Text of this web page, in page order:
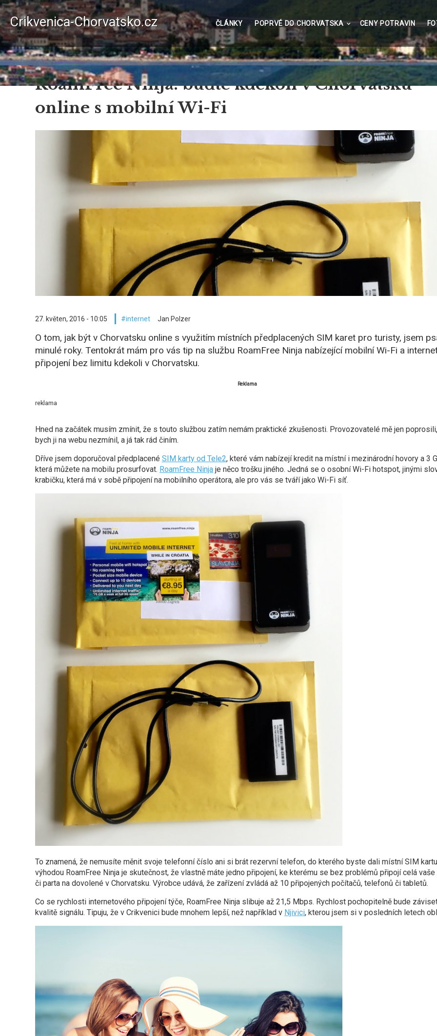
Přejít
k
hlavnímu
obsahu
Hlavní
navigace
ČLÁNKY POPRVÉ DO CHORVATSKA CENY POTRAVIN
Crikvenica-Chorvatsko.cz
RoamFree Ninja: buďte kdekoli v Chorvatsku
online s mobilní Wi-Fi
27. květen, 2016 - 10:05 internet Jan Polzer
O tom, jak být v Chorvatsku online s využitím místních předplacených SIM karet pro turisty, jsem
minulé roky. Tentokrát mám pro vás tip na službu RoamFree Ninja nabízející mobilní Wi-Fi a
připojení bez limitu kdekoli v Chorvatsku.
Reklama
reklama
Hned na začátek musím zmínit, že s touto službou zatím nemám praktické zkušenosti. Provozovatelé mě jen
bych ji na webu nezmínil, a já tak rád činím.
Dříve jsem doporučoval předplacené SIM karty od Tele2, které vám nabízejí kredit na místní i mezinárodní hovory a 3
která můžete na mobilu prosurfovat. RoamFree Ninja je něco trošku jiného. Jedná se o osobní Wi-Fi hotspot, jinými
krabičku, která má v sobě připojení na mobilního operátora, ale pro vás se tváří jako Wi-Fi síť.
To znamená, že nemusíte měnit svoje telefonní číslo ani si brát rezervní telefon, do kterého byste dali místní SIM
výhodou RoamFree Ninja je skutečnost, že vlastně máte jedno připojení, ke kterému se bez problémů připojí celá vaše
či parta na dovolené v Chorvatsku. Výrobce udává, že zařízení zvládá až 10 připojených počítačů, telefonů či tabletů.
Co se rychlosti internetového připojení týče, RoamFree Ninja slibuje až 21,5 Mbps. Rychlost pochopitelně bude
kvalitě signálu. Tipuju, že v Crikvenici bude mnohem lepší, než například v Njivici, kterou jsem si v posledních letech